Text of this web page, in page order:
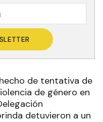
de tentativa de
de género en
detuvieron a un